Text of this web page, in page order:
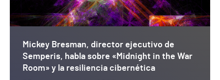
Mickey Bresman, director ejecutivo de
Semperis, habla sobre «Midnight in the War
Room» y la resiliencia cibernética